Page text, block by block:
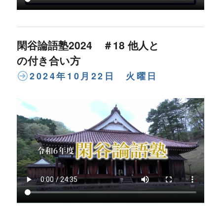
閑谷論語塾2024 ＃18 他人と
の付き合い方
2024年10月22日 火曜日